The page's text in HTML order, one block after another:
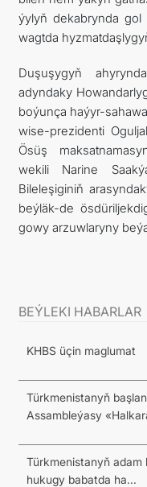
ýylyň dekabrynda gol
wagtda
Duşuşygyň
adyndaky
boýunça haýyr-
wise-prezidenti
Ösüş
wekili Narine
Bileleşiginiň
beýläk-de
gowy arzuwlaryny
BEÝLEKI HABARLAR
KHBS üçin maglumat
Türkmenistanyň
Assambleýasy
Türkmenistanyň
hukugy babatda ha...